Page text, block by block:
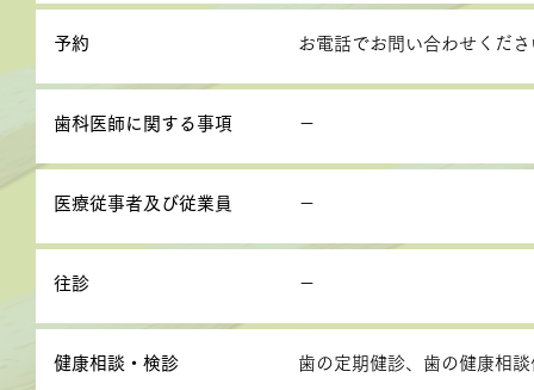
予約 お電話でお問い合わせくださ
歯科医師に関する事項 －
医療従事者及び従業員 －
往診 －
健康相談・検診 歯の定期健診、歯の健康相